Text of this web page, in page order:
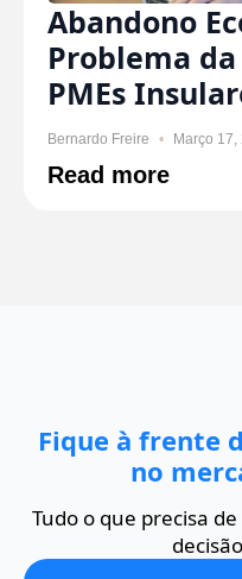
Abandono
Problema da
PMEs
Bernardo Freire Março 17,
Read more
Fique à frente
no
Tudo o que precisa